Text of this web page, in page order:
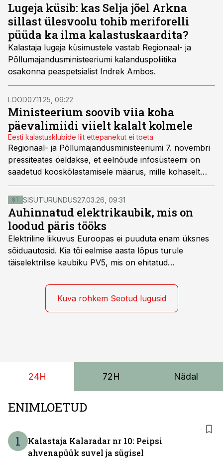
Lugeja küsib: kas Selja jõel Arkna
sillast ülesvoolu tohib meriforelli
püüda ka ilma kalastuskaardita?
Kalastaja lugeja küsimustele vastab Regionaal- ja
Põllumajandusministeeriumi kalanduspoliitika
osakonna peaspetsialist Indrek Ambos.
LOOD07.11.25, 09:22
Ministeerium soovib viia koha
päevalimiidi viielt kalalt kolmele
Eesti kalastusklubide liit ettepanekut ei toeta
Regionaal- ja Põllumajandusministeeriumi 7. novembri
pressiteates öeldakse, et eelnõude infosüsteemi on
saadetud kooskõlastamisele määrus, mille kohaselt
alates 2026. aastast on kalastajatel lubatud ööpäevas
ühe püüdja kohta kaasa võtta senise viie koha asemel
kuni kolm koha.
ST SISUTURUNDUS27.03.26, 09:31
Auhinnatud elektrikaubik, mis on
loodud päris tööks
Elektriline liikuvus Euroopas ei puuduta enam üksnes
sõiduautosid. Kia tõi eelmise aasta lõpus turule
täiselektrilise kaubiku PV5, mis on ehitatud
platvormile e-GMP.s ja pakub hulgaliselt võimalusi
tarbesõiduki konfigureerimiseks. Kia PV5 on saadaval
kahe- ja kolmekohalise pakiautona, 5-kohalise
Kuva rohkem Seotud lugusid
24H 72H Nädal
ENIMLOETUD
1
Kalastaja Kalaradar nr 10: Peipsi
ahvenapüük suvel ja sügisel